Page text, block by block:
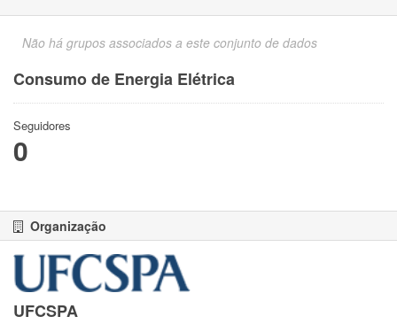
Não há grupos associados a este conjunto de dados
Consumo de Energia Elétrica
Seguidores
0
Organização
UFCSPA